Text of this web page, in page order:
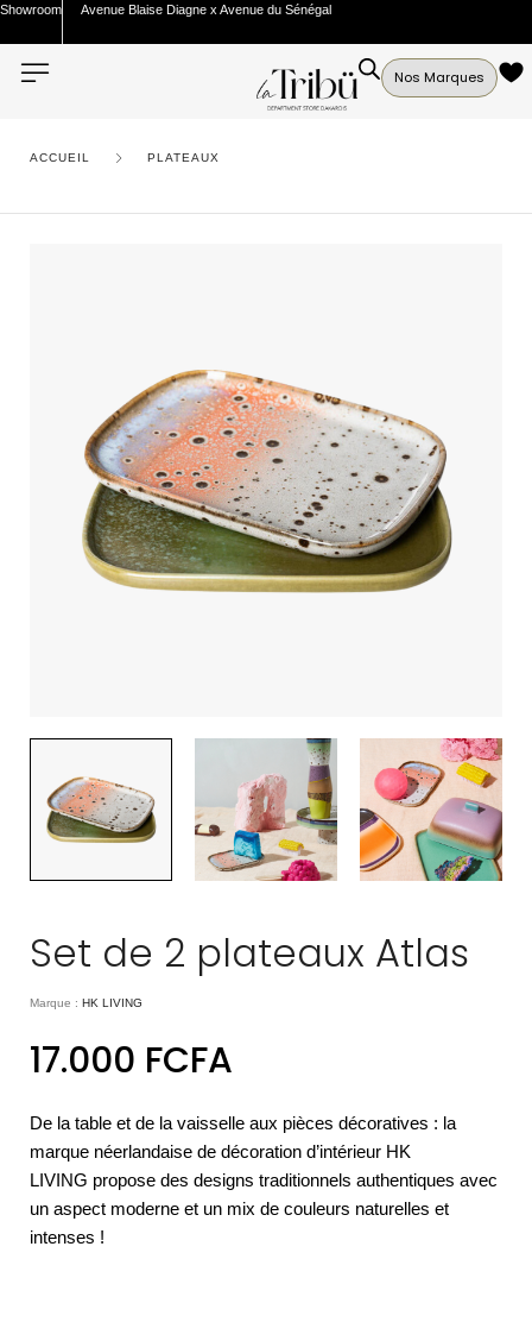
Showroom Avenue Blaise Diagne x Avenue du Sénégal
Nos Marques
ACCUEIL PLATEAUX
Set de 2 plateaux Atlas
Marque : HK LIVING
17.000 FCFA
De la table et de la vaisselle aux pièces décoratives : la
marque néerlandaise de décoration d’intérieur HK
LIVING propose des designs traditionnels authentiques avec
un aspect moderne et un mix de couleurs naturelles et
intenses !